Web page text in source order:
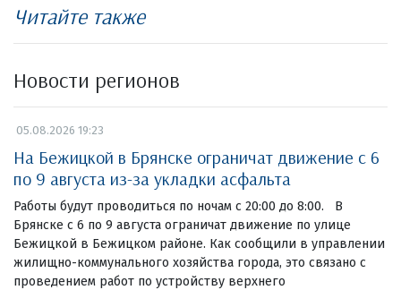
Читайте также
Новости регионов
05.08.2026 19:23
На Бежицкой в Брянске ограничат движение с 6
по 9 августа из-за укладки асфальта
Работы будут проводиться по ночам с 20:00 до 8:00. В
Брянске с 6 по 9 августа ограничат движение по улице
Бежицкой в Бежицком районе. Как сообщили в управлении
жилищно-коммунального хозяйства города, это связано с
проведением работ по устройству верхнего